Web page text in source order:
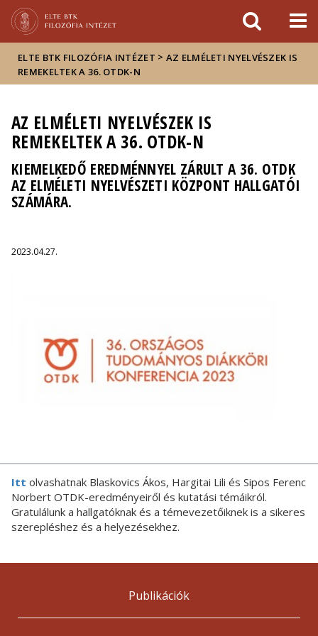
sajtóban
ELTE BTK FILOZÓFIA INTÉZET > AZ ELMÉLETI NYELVÉSZEK IS
REMEKELTEK A 36. OTDK-N
AZ ELMÉLETI NYELVÉSZEK IS
REMEKELTEK A 36. OTDK-N
KIEMELKEDŐ EREDMÉNNYEL ZÁRULT A 36. OTDK
AZ ELMÉLETI NYELVÉSZETI KÖZPONT HALLGATÓI
SZÁMÁRA.
2023.04.27.
Itt olvashatnak Blaskovics Ákos, Hargitai Lili és Sipos Ferenc
Norbert OTDK-eredményeiről és kutatási témáikról.
Gratulálunk a hallgatóknak és a témevezetőiknek is a sikeres
szerepléshez és a helyezésekhez.
Publikációk